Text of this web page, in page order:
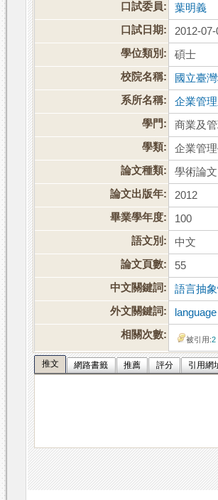
口試委員:
葉明義
口試日期:
2012-07-
學位類別:
碩士
校院名稱:
國立臺
系所名稱:
企業管
學門:
商業及
學類:
企業管
論文種類:
學術論文
論文出版年:
2012
畢業學年度:
100
語文別:
中文
論文頁數:
55
中文關鍵詞:
語言抽
外文關鍵詞:
相關次數:
被引用:2
推文 網路書籤 推薦 評分 引用網